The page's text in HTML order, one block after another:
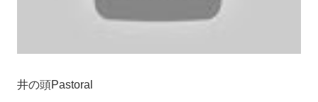
井の頭Pastoral